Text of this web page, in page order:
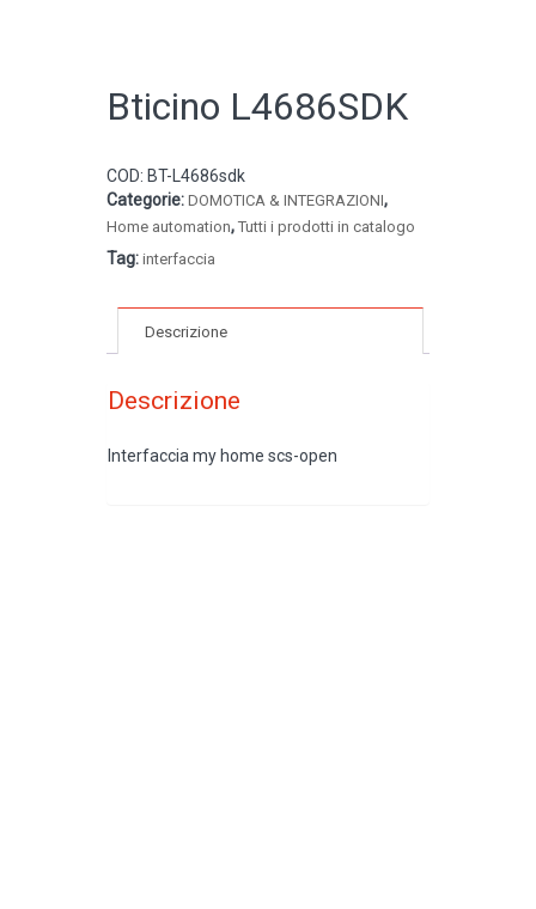
Bticino L4686SDK
COD: BT-L4686sdk
Categorie: DOMOTICA & INTEGRAZIONI,
Home automation, Tutti i prodotti in catalogo
Tag: interfaccia
Descrizione
Descrizione
Interfaccia my home scs-open